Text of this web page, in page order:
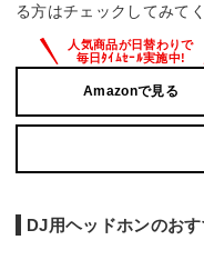
る方はチェックしてみてく
Amazonで見る
DJ用ヘッドホンのお